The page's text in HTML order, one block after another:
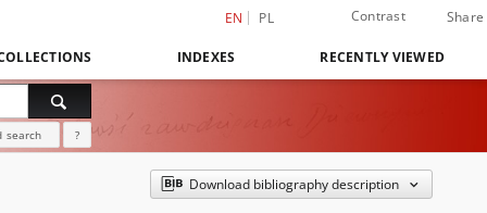
EN PL Contrast Share
INDEXES RECENTLY VIEWED
search ?
Download bibliography description